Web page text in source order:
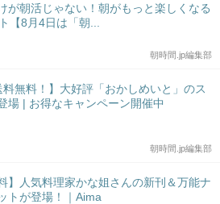
が朝活じゃない！朝がもっと楽しくなる
【8月4日は「朝...
朝時間.jp編集部
料無料！】大好評「おかしめいと」のス
場 | お得なキャンペーン開催中
朝時間.jp編集部
】人気料理家かな姐さんの新刊＆万能ナ
トが登場！｜Aima